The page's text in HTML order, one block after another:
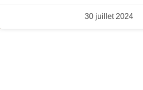
30 juillet 2024